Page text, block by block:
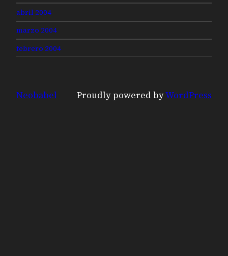
abril 2004
marzo 2004
febrero 2004
Neobabel Proudly powered byWordPress